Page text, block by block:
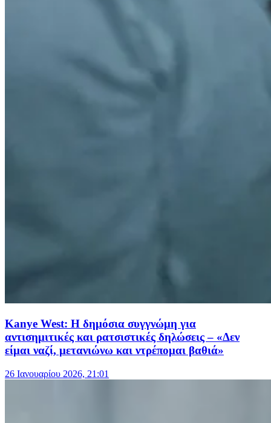
Kanye West: Η δημόσια συγγνώμη για
αντισημιτικές και ρατσιστικές δηλώσεις – «Δεν
είμαι ναζί, μετανιώνω και ντρέπομαι βαθιά»
26 Ιανουαρίου 2026, 21:01